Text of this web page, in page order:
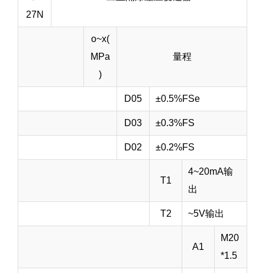
27N
o~x(
MPa
)
量程
D05 ±0.5%FSe
D03 ±0.3%FS
D02 ±0.2%FS
T1
4~20mA输
出
T2 ~5V输出
A1
M20
*1.5